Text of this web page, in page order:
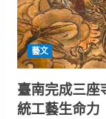
藝文
臺南完成三座
統工藝生命力